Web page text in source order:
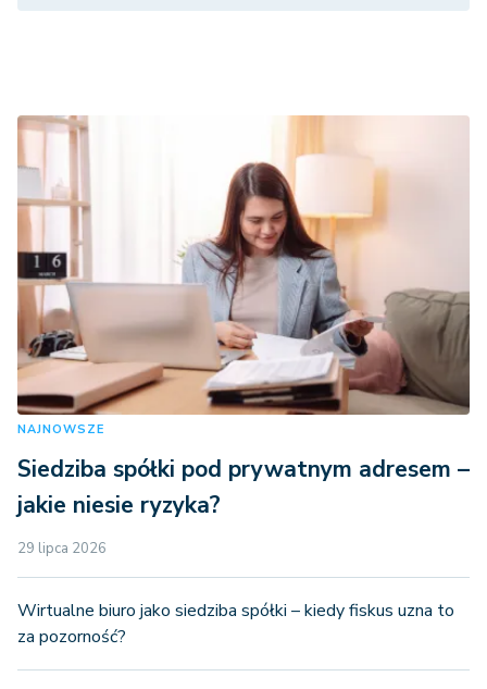
NAJNOWSZE
Siedziba spółki pod prywatnym adresem –
jakie niesie ryzyka?
29 lipca 2026
Wirtualne biuro jako siedziba spółki – kiedy fiskus uzna to
za pozorność?